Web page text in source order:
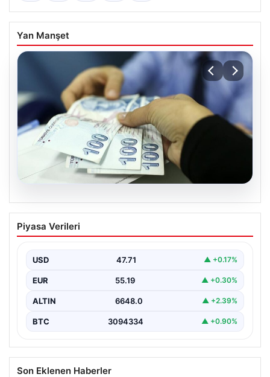
Yan Manşet
Nisan 2026 Doğum Yardımı Ödemeleri
Hesaplara Yatırıldı: Bakan Göktaş’tan
Nisan ayı doğum yardımı ödemeleri, ihtiyaç sahibi aileler
Piyasa Verileri
USD 47.71 ▲ +0.17%
EUR 55.19 ▲ +0.30%
ALTIN 6648.0 ▲ +2.39%
BTC 3094334 ▲ +0.90%
Son Eklenen Haberler